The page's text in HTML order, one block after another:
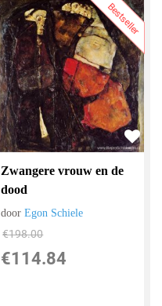
Bestseller
Zwangere vrouw en de
dood
doorEgon Schiele
€198.00
€114.84